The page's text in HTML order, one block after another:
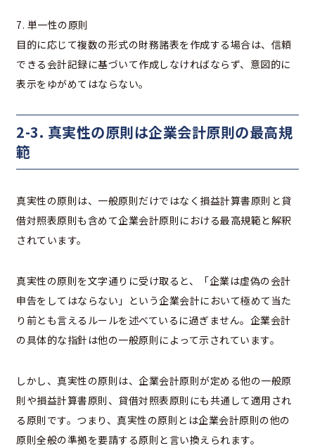
7. 単一性の原則
目的に応じて複数の形式の財務諸表を作成する場合は、信頼
できる会計記録に基づいて作成しなければならず、意図的に
表示をゆがめてはならない。
2-3. 真実性の原則は企業会計原則の最高規
範
真実性の原則は、一般原則だけではなく損益計算書原則と貸
借対照表原則も含めて企業会計原則における最高規範と解釈
されています。
真実性の原則を文字通りに受け取ると、「企業は虚偽の会計
申告をしてはならない」という企業会計において極めて当た
り前とも言えるルールを述べているに過ぎません。企業会計
の具体的な指針は他の一般原則によって示されています。
しかし、真実性の原則は、企業会計原則が定める他の一般原
則や損益計算書原則、貸借対照表原則にも共通して適用され
る原則です。つまり、真実性の原則とは企業会計原則の他の
原則全般の準拠を要請する原則と言い換えられます。